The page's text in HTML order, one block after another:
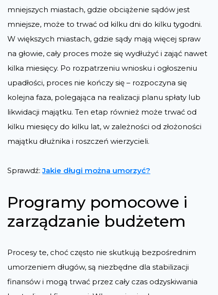
mniejszych miastach, gdzie obciążenie sądów jest
mniejsze, może to trwać od kilku dni do kilku tygodni.
W większych miastach, gdzie sądy mają więcej spraw
na głowie, cały proces może się wydłużyć i zająć nawet
kilka miesięcy. Po rozpatrzeniu wniosku i ogłoszeniu
upadłości, proces nie kończy się – rozpoczyna się
kolejna faza, polegająca na realizacji planu spłaty lub
likwidacji majątku. Ten etap również może trwać od
kilku miesięcy do kilku lat, w zależności od złożoności
majątku dłużnika i roszczeń wierzycieli.
Sprawdź:Jakie długi można umorzyć?
Programy pomocowe i
zarządzanie budżetem
Procesy te, choć często nie skutkują bezpośrednim
umorzeniem długów, są niezbędne dla stabilizacji
finansów i mogą trwać przez cały czas odzyskiwania